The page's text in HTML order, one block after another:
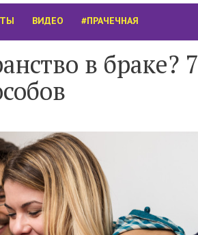
ВИДЕО #ПРАЧЕЧНАЯ
в браке? 7